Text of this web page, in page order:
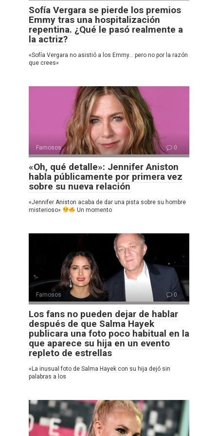
Sofía Vergara se pierde los premios
Emmy tras una hospitalización
repentina. ¿Qué le pasó realmente a
la actriz?
«Sofía Vergara no asistió a los Emmy… pero no por la razón
que crees»
Famosos 0
«Oh, qué detalle»: Jennifer Aniston
habla públicamente por primera vez
sobre su nueva relación
«Jennifer Aniston acaba de dar una pista sobre su hombre
misterioso»
Un momento
Famosos 0
Los fans no pueden dejar de hablar
después de que Salma Hayek
publicara una foto poco habitual en la
que aparece su hija en un evento
repleto de estrellas
«La inusual foto de Salma Hayek con su hija dejó sin
palabras a los